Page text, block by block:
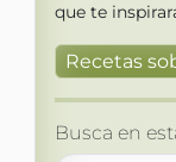
que te
Recetas
Busca en